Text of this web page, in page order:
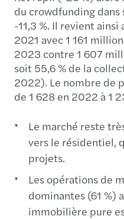
du crowdfunding dans
-11,3 %. Il revient ainsi
2021 avec 1 161
2023 contre 1 607
soit 55,6 % de la
2022). Le nombre de
de 1 628 en 2022 à 1
Le marché reste
vers le résidentiel,
projets.
Les opérations de
dominantes (61 %)
immobilière pure